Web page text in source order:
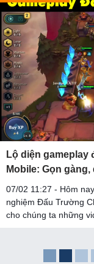
Lộ diện gameplay
Mobile: Gọn gàng,
07/02 11:27 - Hôm
nghiệm Đấu Trường
cho chúng ta những